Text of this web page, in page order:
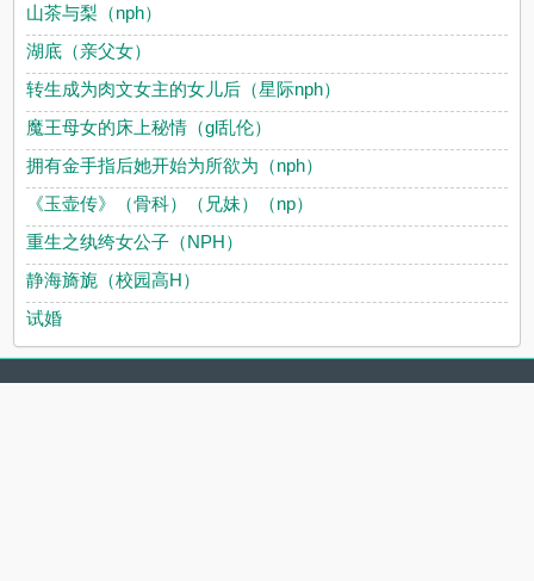
山茶与梨（nph）
湖底（亲父女）
转生成为肉文女主的女儿后（星际nph）
魔王母女的床上秘情（gl乱伦）
拥有金手指后她开始为所欲为（nph）
《玉壶传》（骨科）（兄妹）（np）
重生之纨绔女公子（NPH）
静海旖旎（校园高H）
试婚